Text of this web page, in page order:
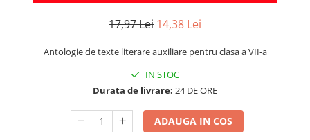
Vindecare Spirituala
Medicina & Farmacie
17,97 Lei 14,38 Lei
Antologie de texte literare auxiliare pentru clasa a VII-a
IN STOC
Durata de livrare: 24 DE ORE
ADAUGA IN COS